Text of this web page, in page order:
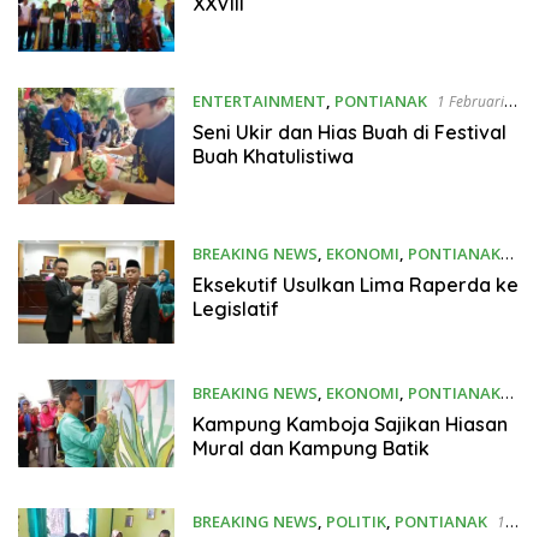
ENTERTAINMENT, PONTIANAK
1 Februari
2020
Seni Ukir dan Hias Buah di Festival
Buah Khatulistiwa
BREAKING NEWS, EKONOMI, PONTIANAK
16 Januari 2020
Eksekutif Usulkan Lima Raperda ke
Legislatif
BREAKING NEWS, EKONOMI, PONTIANAK
29 September 2019
Kampung Kamboja Sajikan Hiasan
Mural dan Kampung Batik
BREAKING NEWS, POLITIK, PONTIANAK
19